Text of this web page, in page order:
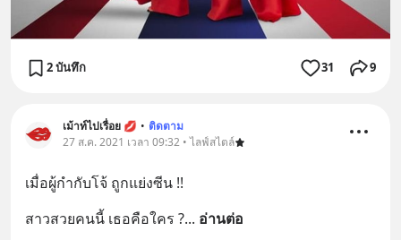
2 บันทึก 31 9
เม้าท์ไปเรื่อย 💋 • ติดตาม
27 ส.ค. 2021 เวลา 09:32 • ไลฟ์สไตล์
เมื่อผู้กำกับโจ้ ถูกแย่งซีน !!
สาวสวยคนนี้ เธอคือใคร ?... อ่านต่อ